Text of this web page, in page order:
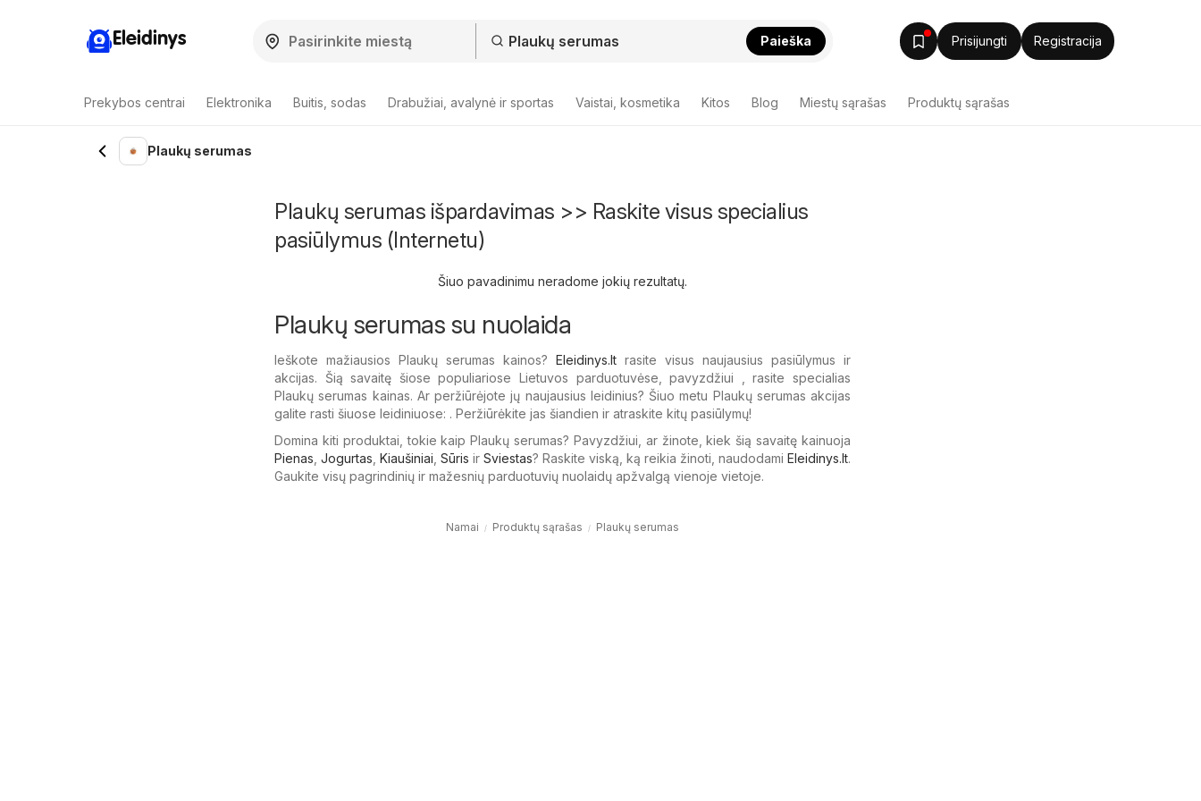
Eleidinys Paieška Prisijungti Registracija
Prekybos centrai Elektronika Buitis, sodas Drabužiai, avalynė ir sportas Vaistai, kosmetika Kitos Blog Miestų sąrašas Produktų sąrašas
Plaukų serumas
Plaukų serumas išpardavimas >> Raskite visus specialius
pasiūlymus (Internetu)
Šiuo pavadinimu neradome jokių rezultatų.
Plaukų serumas su nuolaida
Ieškote mažiausios Plaukų serumas kainos? Eleidinys.lt rasite visus naujausius pasiūlymus ir
akcijas. Šią savaitę šiose populiariose Lietuvos parduotuvėse, pavyzdžiui , rasite specialias
Plaukų serumas kainas. Ar peržiūrėjote jų naujausius leidinius? Šiuo metu Plaukų serumas akcijas
galite rasti šiuose leidiniuose: . Peržiūrėkite jas šiandien ir atraskite kitų pasiūlymų!
Domina kiti produktai, tokie kaip Plaukų serumas? Pavyzdžiui, ar žinote, kiek šią savaitę kainuoja
Pienas Jogurtas Kiaušiniai Sūris ir Sviestas? Raskite viską, ką reikia žinoti, naudodami Eleidinys.lt.
Gaukite visų pagrindinių ir mažesnių parduotuvių nuolaidų apžvalgą vienoje vietoje.
Namai Produktų sąrašas Plaukų serumas